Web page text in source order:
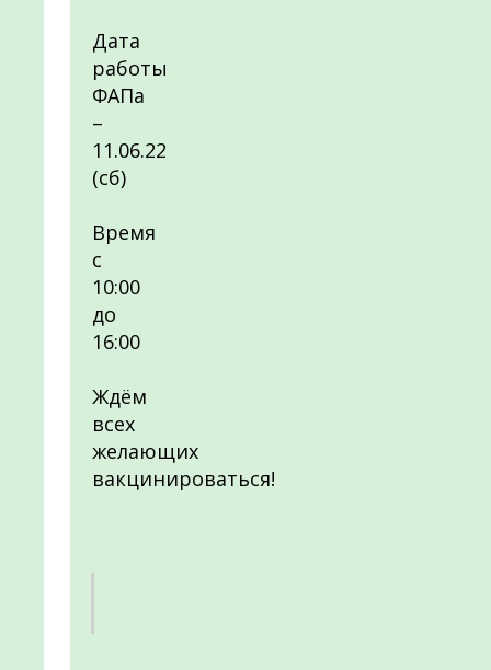
Дата
работы
ФАПа
–
11.06.22
(сб)
Время
с
10:00
до
16:00
Ждём
всех
желающих
вакцинироваться!